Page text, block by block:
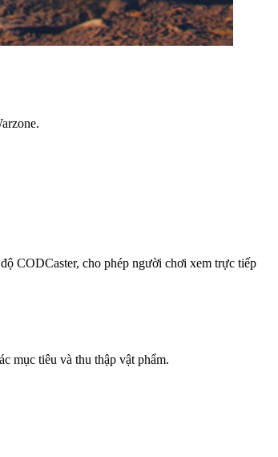
CODCaster, cho phép người chơi xem trực tiếp
mục tiêu và thu thập vật phẩm.